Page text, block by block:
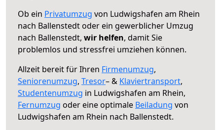
Ob ein Privatumzug von Ludwigshafen am Rhein
nach Ballenstedt oder ein gewerblicher Umzug
nach Ballenstedt, wir helfen, damit Sie
problemlos und stressfrei umziehen können.
Allzeit bereit für Ihren Firmenumzug,
Seniorenumzug, Tresor– & Klaviertransport,
Studentenumzug in Ludwigshafen am Rhein,
Fernumzug oder eine optimale Beiladung von
Ludwigshafen am Rhein nach Ballenstedt.